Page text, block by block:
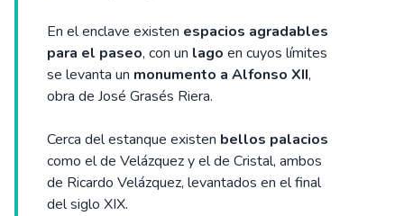
En el enclave existen espacios agradables
para el paseo, con un lago en cuyos límites
se levanta un monumento a Alfonso XII,
obra de José Grasés Riera.
Cerca del estanque existen bellos palacios
como el de Velázquez y el de Cristal, ambos
de Ricardo Velázquez, levantados en el final
del siglo XIX.